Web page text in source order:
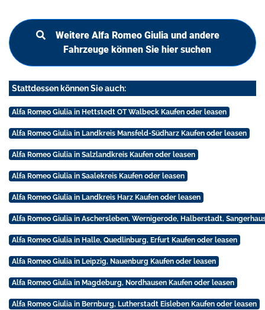
Weitere Alfa Romeo Giulia und andere
Fahrzeuge können Sie hier suchen
Stattdessen können Sie auch:
Alfa Romeo Giulia in Hettstedt OT Walbeck Kaufen oder leasen
Alfa Romeo Giulia in Landkreis Mansfeld-Südharz Kaufen oder leasen
Alfa Romeo Giulia in Salzlandkreis Kaufen oder leasen
Alfa Romeo Giulia in Saalekreis Kaufen oder leasen
Alfa Romeo Giulia in Landkreis Harz Kaufen oder leasen
Alfa Romeo Giulia in Aschersleben, Wernigerode, Halberstadt,
Alfa Romeo Giulia in Halle, Quedlinburg, Erfurt Kaufen oder leasen
Alfa Romeo Giulia in Leipzig, Nauenburg Kaufen oder leasen
Alfa Romeo Giulia in Magdeburg, Nordhausen Kaufen oder leasen
Alfa Romeo Giulia in Bernburg, Lutherstadt Eisleben Kaufen oder leasen